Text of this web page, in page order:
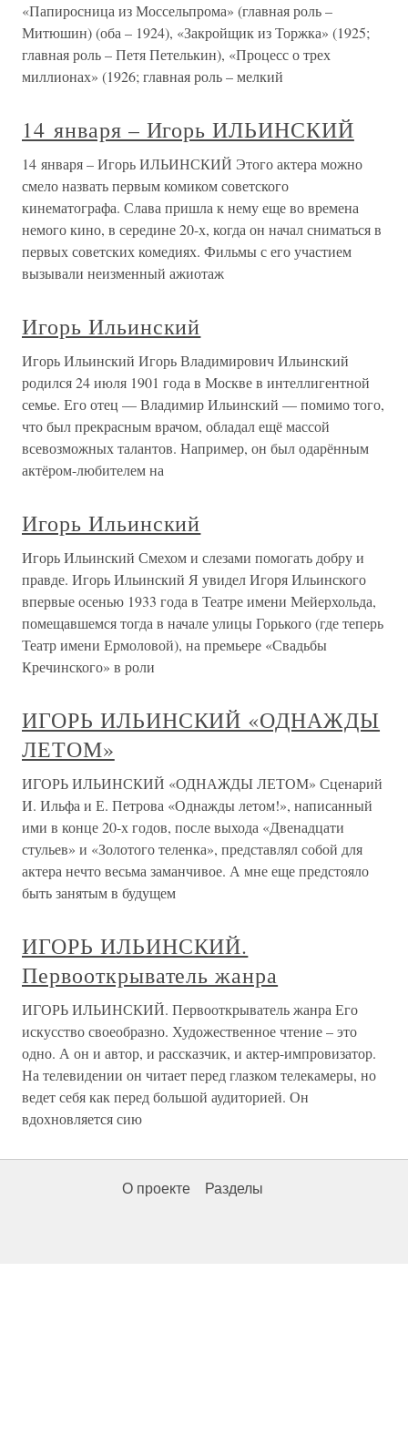
«Папиросница из Моссельпрома» (главная роль –
Митюшин) (оба – 1924), «Закройщик из Торжка» (1925;
главная роль – Петя Петелькин), «Процесс о трех
миллионах» (1926; главная роль – мелкий
14 января – Игорь ИЛЬИНСКИЙ
14 января – Игорь ИЛЬИНСКИЙ Этого актера можно
смело назвать первым комиком советского
кинематографа. Слава пришла к нему еще во времена
немого кино, в середине 20-х, когда он начал сниматься в
первых советских комедиях. Фильмы с его участием
вызывали неизменный ажиотаж
Игорь Ильинский
Игорь Ильинский Игорь Владимирович Ильинский
родился 24 июля 1901 года в Москве в интеллигентной
семье. Его отец — Владимир Ильинский — помимо того,
что был прекрасным врачом, обладал ещё массой
всевозможных талантов. Например, он был одарённым
актёром-любителем на
Игорь Ильинский
Игорь Ильинский Смехом и слезами помогать добру и
правде. Игорь Ильинский Я увидел Игоря Ильинского
впервые осенью 1933 года в Театре имени Мейерхольда,
помещавшемся тогда в начале улицы Горького (где теперь
Театр имени Ермоловой), на премьере «Свадьбы
Кречинского» в роли
ИГОРЬ ИЛЬИНСКИЙ «ОДНАЖДЫ
ЛЕТОМ»
ИГОРЬ ИЛЬИНСКИЙ «ОДНАЖДЫ ЛЕТОМ» Сценарий
И. Ильфа и Е. Петрова «Однажды летом!», написанный
ими в конце 20-х годов, после выхода «Двенадцати
стульев» и «Золотого теленка», представлял собой для
актера нечто весьма заманчивое. А мне еще предстояло
быть занятым в будущем
ИГОРЬ ИЛЬИНСКИЙ.
Первооткрыватель жанра
ИГОРЬ ИЛЬИНСКИЙ. Первооткрыватель жанра Его
искусство своеобразно. Художественное чтение – это
одно. А он и автор, и рассказчик, и актер-импровизатор.
На телевидении он читает перед глазком телекамеры, но
ведет себя как перед большой аудиторией. Он
вдохновляется сию
О проекте Разделы